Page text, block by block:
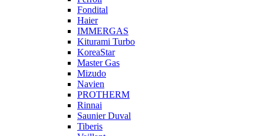
Fondital
Haier
IMMERGAS
Kiturami Turbo
KoreaStar
Master Gas
Mizudo
Navien
PROTHERM
Rinnai
Saunier Duval
Tiberis